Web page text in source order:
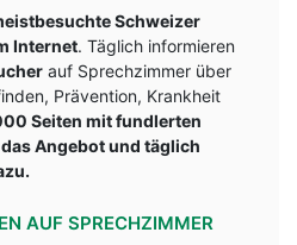
Schweizer
Internet. Täglich informieren
auf Sprechzimmer über
Prävention, Krankheit
Seiten mit fundlerten
Angebot und täglich
AUF SPRECHZIMMER